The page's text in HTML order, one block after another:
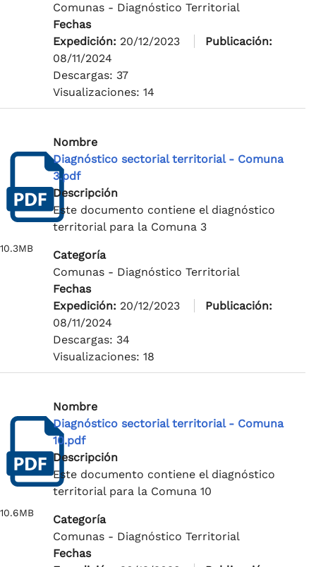
Comunas - Diagnóstico Territorial
Fechas
Expedición: 20/12/2023
Publicación:
08/11/2024
Descargas: 37
Visualizaciones: 14
10.3MB
Nombre
Diagnóstico sectorial territorial - Comuna
3.pdf
Descripción
Este documento contiene el diagnóstico
territorial para la Comuna 3
Categoría
Comunas - Diagnóstico Territorial
Fechas
Expedición: 20/12/2023
Publicación:
08/11/2024
Descargas: 34
Visualizaciones: 18
10.6MB
Nombre
Diagnóstico sectorial territorial - Comuna
10.pdf
Descripción
Este documento contiene el diagnóstico
territorial para la Comuna 10
Categoría
Comunas - Diagnóstico Territorial
Fechas